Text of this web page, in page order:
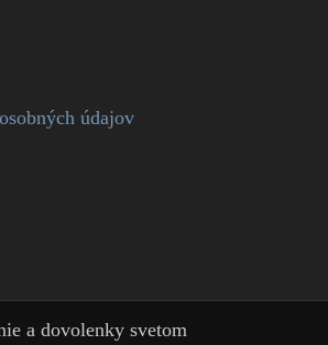
údajov
a dovolenky svetom